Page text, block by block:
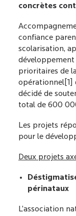
concrètes
confiance
scolarisation,
développement
prioritaires de
opérationnel [1]
décidé de
total de 600
Les projets
pour le
Deux projets
périnataux
L’association